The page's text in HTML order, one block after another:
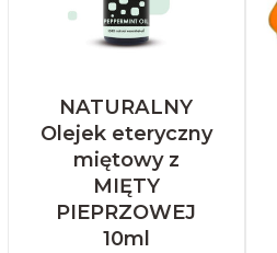
NATURALNY
Olejek eteryczny
miętowy z
MIĘTY
PIEPRZOWEJ
10ml